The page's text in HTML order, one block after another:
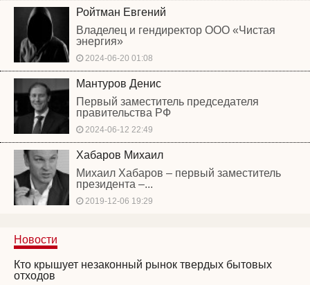
Ройтман Евгений
Владелец и гендиректор ООО «Чистая
энергия»
2024-06-20 01:08
Мантуров Денис
Первый заместитель председателя
правительства РФ
2024-06-12 22:49
Хабаров Михаил
Михаил Хабаров – первый заместитель
президента –...
2019-12-06 19:29
Новости
Кто крышует незаконный рынок твердых бытовых
отходов